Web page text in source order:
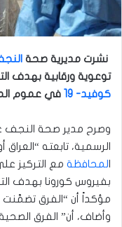
نشرت مديرية صحة
توعوية ورقابية بهدف
كوفيد- 19
في عموم
وصرح مدير صحة النجف
الرسمية، تابعته
لمحافظة مع التركيز
بفيروس كورونا بهدف
مؤكداً أن “الفرق تضمَّنت
وأضاف، أن” الفرق